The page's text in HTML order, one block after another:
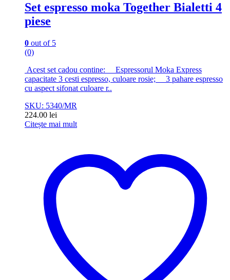
Set espresso moka Together Bialetti 4
piese
0 out of 5
(0)
Acest set cadou contine: Espressorul Moka Express
capacitate 3 cesti espresso, culoare rosie; 3 pahare espresso
cu aspect sifonat culoare r..
SKU: 5340/MR
224.00 lei
Citește mai mult